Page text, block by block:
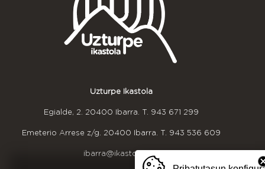
Uzturpe Ikastola
Egialde, 2. 20400 Ibarra. T. 943 671 299
Emeterio Arrese z/g. 20400 Ibarra. T. 943 536 609
ibarra@ikastola.eus